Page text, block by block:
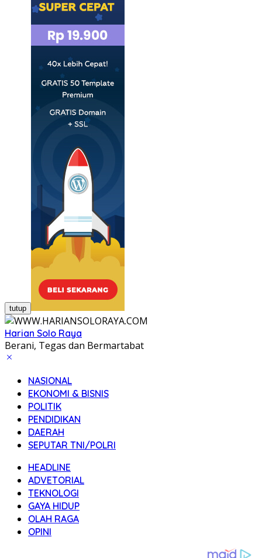
tutup
Harian Solo Raya
Berani, Tegas dan Bermartabat
NASIONAL
EKONOMI & BISNIS
POLITIK
PENDIDIKAN
DAERAH
SEPUTAR TNI/POLRI
HEADLINE
ADVETORIAL
TEKNOLOGI
GAYA HIDUP
OLAH RAGA
OPINI